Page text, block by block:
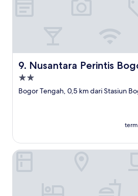
9. Nusantara Perintis
Nusantara Perintis Bogor By
Properti
bintang
Bogor Tengah, 0,5 km dari Stasiun
Collection O 94587 Hotel Kebon